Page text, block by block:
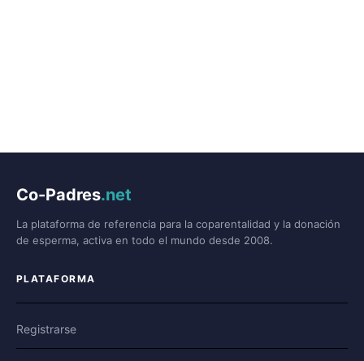
Co-Padres.net
La plataforma de referencia para la coparentalidad y la donación
de esperma, activa en todo el mundo desde 2008.
PLATAFORMA
Registrarse